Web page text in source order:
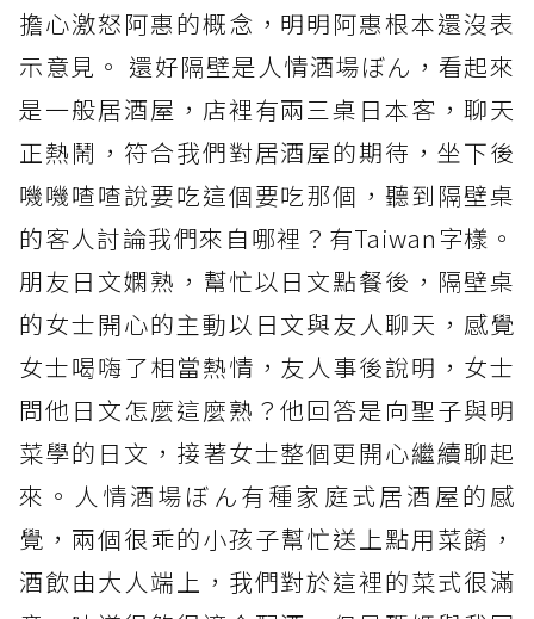
擔心激怒阿惠的概念，明明阿惠根本還沒表
示意見。 還好隔壁是人情酒場ぼん，看起來
是一般居酒屋，店裡有兩三桌日本客，聊天
正熱鬧，符合我們對居酒屋的期待，坐下後
嘰嘰喳喳說要吃這個要吃那個，聽到隔壁桌
的客人討論我們來自哪裡？有Taiwan字樣。
朋友日文嫻熟，幫忙以日文點餐後，隔壁桌
的女士開心的主動以日文與友人聊天，感覺
女士喝嗨了相當熱情，友人事後說明，女士
問他日文怎麼這麼熟？他回答是向聖子與明
菜學的日文，接著女士整個更開心繼續聊起
來。人情酒場ぼん有種家庭式居酒屋的感
覺，兩個很乖的小孩子幫忙送上點用菜餚，
酒飲由大人端上，我們對於這裡的菜式很滿